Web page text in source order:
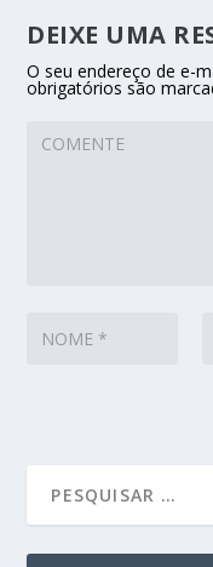
DEIXE UMA
O seu endereço de e-
obrigatórios são